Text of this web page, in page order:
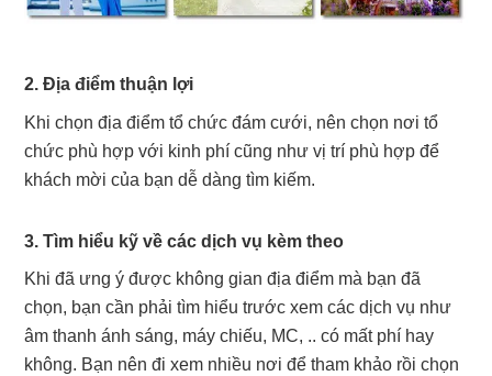
2. Địa điểm thuận lợi
Khi chọn địa điểm tổ chức đám cưới, nên chọn nơi tổ
chức phù hợp với kinh phí cũng như vị trí phù hợp để
khách mời của bạn dễ dàng tìm kiếm.
3. Tìm hiểu kỹ về các dịch vụ kèm theo
Khi đã ưng ý được không gian địa điểm mà bạn đã
chọn, bạn cần phải tìm hiểu trước xem các dịch vụ như
âm thanh ánh sáng, máy chiếu, MC, .. có mất phí hay
không. Bạn nên đi xem nhiều nơi để tham khảo rồi chọn